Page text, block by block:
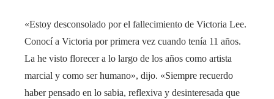
«Estoy desconsolado por el fallecimiento de Victoria Lee.
Conocí a Victoria por primera vez cuando tenía 11 años.
La he visto florecer a lo largo de los años como artista
marcial y como ser humano», dijo. «Siempre recuerdo
haber pensado en lo sabia, reflexiva y desinteresada que